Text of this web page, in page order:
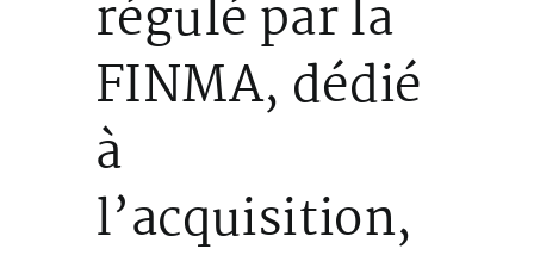
régulé par la
FINMA, dédié
à
l’acquisition,